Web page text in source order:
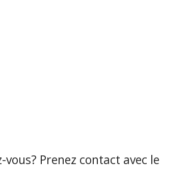
Prenez contact avec le